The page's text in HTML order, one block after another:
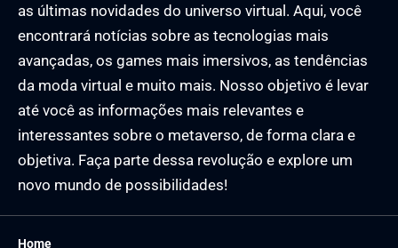
as últimas novidades do universo virtual. Aqui, você
encontrará notícias sobre as tecnologias mais
avançadas, os games mais imersivos, as tendências
da moda virtual e muito mais. Nosso objetivo é levar
até você as informações mais relevantes e
interessantes sobre o metaverso, de forma clara e
objetiva. Faça parte dessa revolução e explore um
novo mundo de possibilidades!
Home